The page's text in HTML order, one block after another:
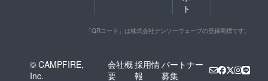
ト
「QRコード」は株式会社デンソーウェーブの登録商標です。
© CAMPFIRE,
Inc.
会社概
要
採用情
報
パートナー
募集